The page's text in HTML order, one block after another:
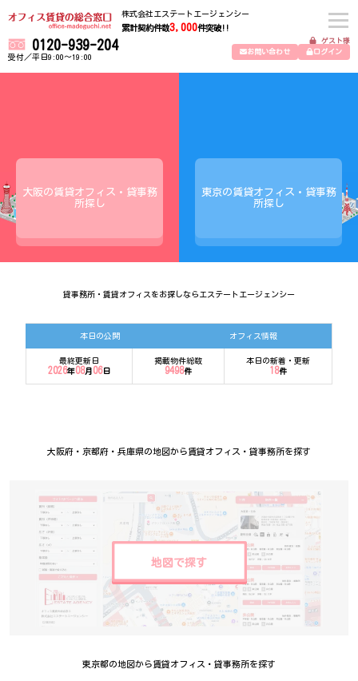
株式会社エステートエージェンシー
累計契約件数3,000件突破!!
0120-939-204
受付／平日9:00～19:00
ゲスト様
お問い合わせ
ログイン
大阪の賃貸オフィス・貸事務
所探し
東京の賃貸オフィス・貸事務
所探し
貸事務所・賃貸オフィスをお探しならエステートエージェンシー
本日の公開 オフィス情報
最終更新日
2026年08月 06日
掲載物件総数
9498件
本日の新着・更新
18件
大阪府・京都府・兵庫県の地図から賃貸オフィス・貸事務所を探す
地図で探す
東京都の地図から賃貸オフィス・貸事務所を探す